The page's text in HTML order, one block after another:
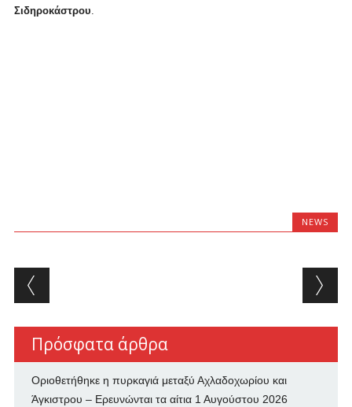
Σιδηροκάστρου.
NEWS
Post navigation
Πρόσφατα άρθρα
Οριοθετήθηκε η πυρκαγιά μεταξύ Αχλαδοχωρίου και
Άγκιστρου – Ερευνώνται τα αίτια 1 Αυγούστου 2026